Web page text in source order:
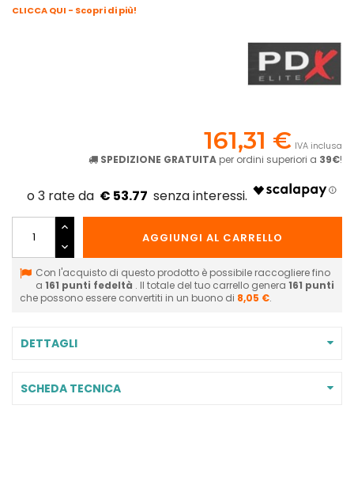
CLICCA QUI - Scopri di più!
161,31 € IVA inclusa
SPEDIZIONE GRATUITA per ordini superiori a 39€!
€ 53.77
AGGIUNGI AL CARRELLO
Con l'acquisto di questo prodotto è possibile raccogliere fino
a 161 punti fedeltà . Il totale del tuo carrello genera 161 punti
che possono essere convertiti in un buono di 8,05 €.
DETTAGLI
SCHEDA TECNICA